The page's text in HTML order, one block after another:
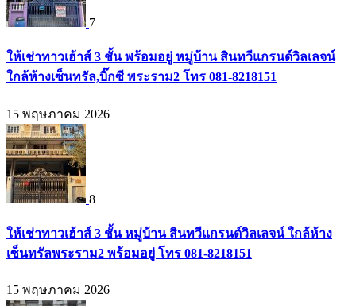
7
ให้เช่าทาวเฮ้าส์ 3 ชั้น พร้อมอยู่ หมู่บ้าน สินทวีแกรนด์วิลเลจน์
ใกล้ห้างเซ็นทรัล,บิ๊กซี พระราม2 โทร 081-8218151
15 พฤษภาคม 2026
8
ให้เช่าทาวเฮ้าส์ 3 ชั้น หมู่บ้าน สินทวีแกรนด์วิลเลจน์ ใกล้ห้าง
เซ็นทรัลพระราม2 พร้อมอยู่ โทร 081-8218151
15 พฤษภาคม 2026